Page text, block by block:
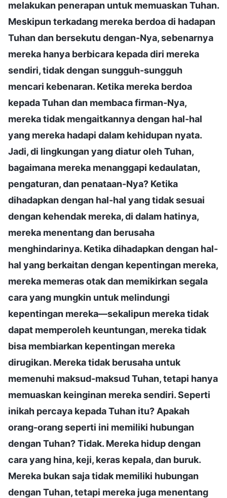
melakukan penerapan untuk memuaskan Tuhan.
Meskipun terkadang mereka berdoa di hadapan
Tuhan dan bersekutu dengan-Nya, sebenarnya
mereka hanya berbicara kepada diri mereka
sendiri, tidak dengan sungguh-sungguh
mencari kebenaran. Ketika mereka berdoa
kepada Tuhan dan membaca firman-Nya,
mereka tidak mengaitkannya dengan hal-hal
yang mereka hadapi dalam kehidupan nyata.
Jadi, di lingkungan yang diatur oleh Tuhan,
bagaimana mereka menanggapi kedaulatan,
pengaturan, dan penataan-Nya? Ketika
dihadapkan dengan hal-hal yang tidak sesuai
dengan kehendak mereka, di dalam hatinya,
mereka menentang dan berusaha
menghindarinya. Ketika dihadapkan dengan hal-
hal yang berkaitan dengan kepentingan mereka,
mereka memeras otak dan memikirkan segala
cara yang mungkin untuk melindungi
kepentingan mereka—sekalipun mereka tidak
dapat memperoleh keuntungan, mereka tidak
bisa membiarkan kepentingan mereka
dirugikan. Mereka tidak berusaha untuk
memenuhi maksud-maksud Tuhan, tetapi hanya
memuaskan keinginan mereka sendiri. Seperti
inikah percaya kepada Tuhan itu? Apakah
orang-orang seperti ini memiliki hubungan
dengan Tuhan? Tidak. Mereka hidup dengan
cara yang hina, keji, keras kepala, dan buruk.
Mereka bukan saja tidak memiliki hubungan
dengan Tuhan, tetapi mereka juga menentang